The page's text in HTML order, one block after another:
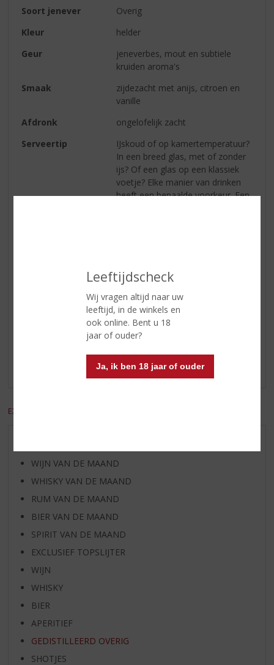
Leeftijdscheck
Wij vragen altijd naar uw
leeftijd, in de winkels en
ook online. Bent u 18
jaar of ouder?
Ja, ik ben 18 jaar of ouder
Soort jenever
Overig
Kleur
helder
Geur
jeneverbes, mout en subtiele
kruiden aroma's
Smaak
zijdezacht met anijs, citroen en
vanille
Afdronk
ongelofelijk zacht
Serveertip
IJskoud of op kamertemperatuur?
In een breed glas, met of zonder
ijs? Of een glas op een klassiek
voetje? Elke manier van drinken
heeft een bepaalde voorkeur. Een
smaakexplosie.
Reviews
Er zijn nog geen reviews geplaatst voor dit product
EXCL. BTW
WIJN VAN DE MAAND
WHISKY VAN DE MAAND
RUM VAN DE MAAND
BIER VAN DE MAAND
SPIRIT VAN DE MAAND
EXCLUSIEF TOPSLIJTER
WIJN
WHISKY
BIER
APERITIEF
GEDISTILLEERD OVERIG
SHOTJES